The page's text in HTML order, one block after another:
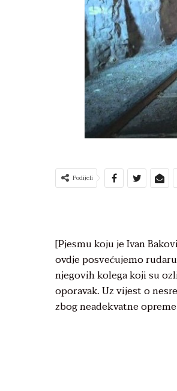
Podijeli
[Pjesmu koju je Ivan
ovdje posvećujemo
njegovih kolega koji su
oporavak. Uz vijest o
zbog neadekvatne